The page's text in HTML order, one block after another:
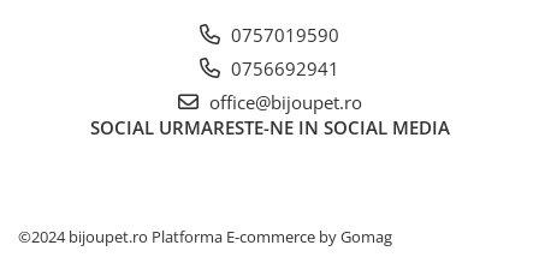
0757019590
0756692941
office@bijoupet.ro
SOCIAL URMARESTE-NE IN SOCIAL MEDIA
©2024 bijoupet.ro Platforma E-commerce by Gomag